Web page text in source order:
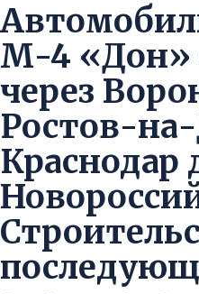
М-4 «Дон»
через
Ростов-
Краснодар